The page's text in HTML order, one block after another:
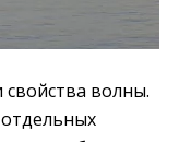
волны.